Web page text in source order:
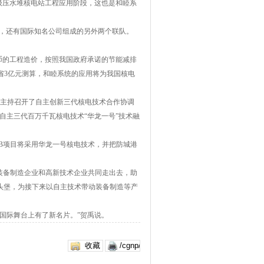
水堆核电站工程应用阶段，这也是和睦系
有国际知名公司组成的另外两个联队。
工程造价，按照我国政府承诺的节能减排
3亿元测算，和睦系统的应用将为我国核电
持召开了自主创新三代核电技术合作协调
主三代百万千瓦核电技术“华龙一号”技术融
目将采用华龙一号核电技术，并把防城港
制造企业和高新技术企业共同走出去，助
，为接下来以自主技术带动装备制造等产
舞台上有了新名片。”贺禹说。